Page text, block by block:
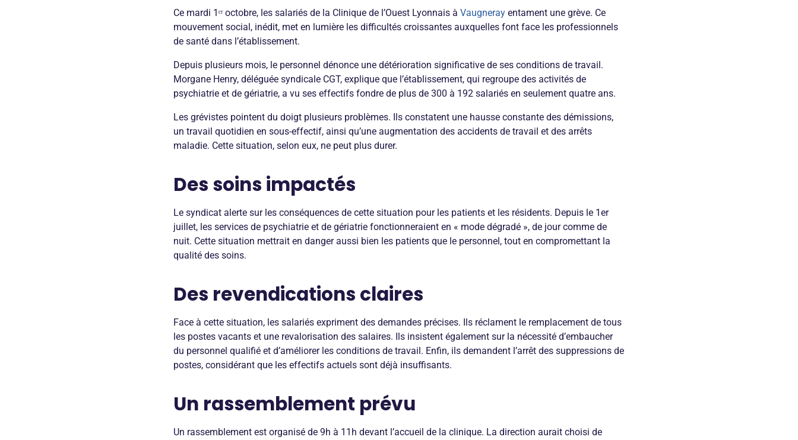
Ce mardi 1ᵉʳ octobre, les salariés de la Clinique de l’Ouest Lyonnais à Vaugneray entament une grève. Ce
mouvement social, inédit, met en lumière les difficultés croissantes auxquelles font face les professionnels
de santé dans l’établissement.
Depuis plusieurs mois, le personnel dénonce une détérioration significative de ses conditions de travail.
Morgane Henry, déléguée syndicale CGT, explique que l’établissement, qui regroupe des activités de
psychiatrie et de gériatrie, a vu ses effectifs fondre de plus de 300 à 192 salariés en seulement quatre ans.
Les grévistes pointent du doigt plusieurs problèmes. Ils constatent une hausse constante des démissions,
un travail quotidien en sous-effectif, ainsi qu’une augmentation des accidents de travail et des arrêts
maladie. Cette situation, selon eux, ne peut plus durer.
Des soins impactés
Le syndicat alerte sur les conséquences de cette situation pour les patients et les résidents. Depuis le 1er
juillet, les services de psychiatrie et de gériatrie fonctionneraient en « mode dégradé », de jour comme de
nuit. Cette situation mettrait en danger aussi bien les patients que le personnel, tout en compromettant la
qualité des soins.
Des revendications claires
Face à cette situation, les salariés expriment des demandes précises. Ils réclament le remplacement de tous
les postes vacants et une revalorisation des salaires. Ils insistent également sur la nécessité d’embaucher
du personnel qualifié et d’améliorer les conditions de travail. Enfin, ils demandent l’arrêt des suppressions de
postes, considérant que les effectifs actuels sont déjà insuffisants.
Un rassemblement prévu
Un rassemblement est organisé de 9h à 11h devant l’accueil de la clinique. La direction aurait choisi de